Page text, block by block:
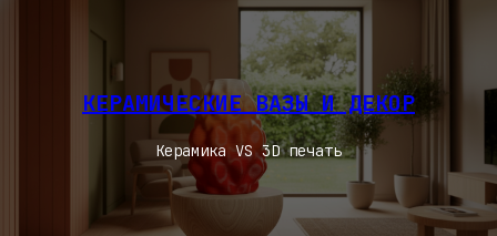
КЕРАМИЧЕСКИЕ ВАЗЫ И ДЕКОР
Керамика VS 3D печать